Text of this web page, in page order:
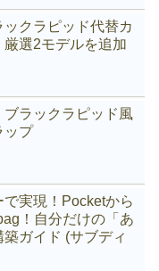
ックラピッド代替カ
厳選2モデルを追加
ラックラピッド風
ップ
実現！Pocketから
！自分だけの「あ
ガイド (サブディ